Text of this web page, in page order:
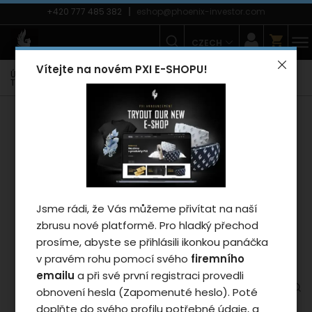
Vítejte na novém PXI E-SHOPU!
Jsme rádi, že Vás můžeme přivítat na naší
zbrusu nové platformě. Pro hladký přechod
prosíme, abyste se přihlásili ikonkou panáčka
v pravém rohu pomocí svého firemního
emailu a při své první registraci provedli
obnovení hesla (Zapomenuté heslo). Poté
doplňte do svého profilu potřebné údaje, a
+420 777 485 382 eshop@phoenix-investor.com
CZECH
Úvodní strana E-shop Móda Trička
Dámská trička
Triko Phoenix POLO LINE 2025 - woman/black L
Záleží nám na vašem
soukromí
Cookies používáme proto, abychom
dáte souhlas, tak mimo jiné i proto
abychom vylepšili obsah stránek podle
vašich preferencí. Tlačítkem „Souhlasit
a zavřít“ udělíte souhlas s využíváním
cookies a budeme tak moci předat
údaje o používání našeho webu za
účelem zobrazení cílené reklamy v